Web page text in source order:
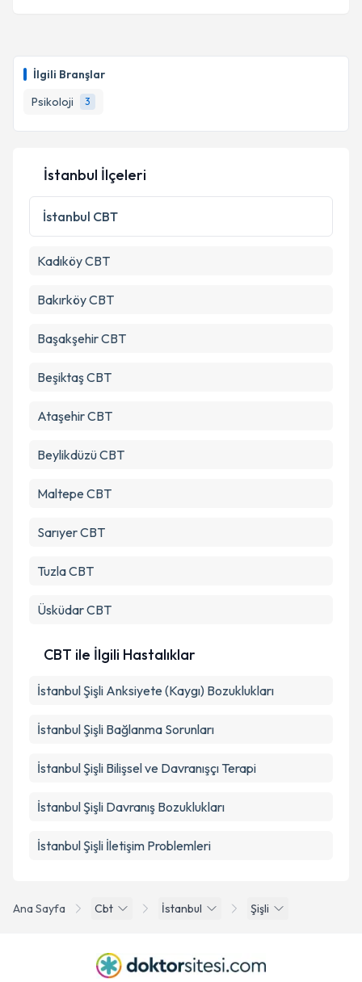
İlgili Branşlar
Psikoloji
3
Ana Sayfa Cbt İstanbul Şişli
İstanbul İlçeleri
İstanbul CBT
KadıköyCBT
BakırköyCBT
BaşakşehirCBT
BeşiktaşCBT
AtaşehirCBT
BeylikdüzüCBT
Maltepe CBT
SarıyerCBT
TuzlaCBT
ÜsküdarCBT
CBT ile İlgili Hastalıklar
İstanbul Şişli Anksiyete (Kaygı) Bozuklukları
İstanbul Şişli Bağlanma Sorunları
İstanbul Şişli Bilişsel ve Davranışçı Terapi
İstanbul Şişli Davranış Bozuklukları
İstanbul Şişli İletişim Problemleri